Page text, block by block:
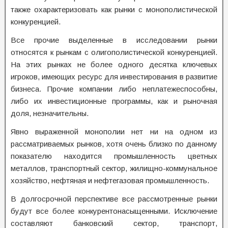
также охарактеризовать как рынки с монополистической
конкуренцией.
Все прочие выделенные в исследовании рынки
относятся к рынкам с олигополистической конкуренцией.
На этих рынках не более одного десятка ключевых
игроков, имеющих ресурс для инвестирования в развитие
бизнеса. Прочие компании либо неплатежеспособны,
либо их инвестиционные программы, как и рыночная
доля, незначительны.
Явно выраженной монополии нет ни на одном из
рассматриваемых рынков, хотя очень близко по данному
показателю находится промышленность цветных
металлов, транспортный сектор, жилищно-коммунальное
хозяйство, нефтяная и нефтегазовая промышленность.
В долгосрочной перспективе все рассмотренные рынки
будут все более конкурентонасыщенными. Исключение
составляют банковский сектор, транспорт,